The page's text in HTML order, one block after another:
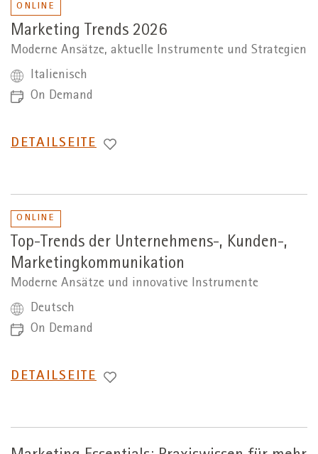
ONLINE
Marketing Trends 2026
Moderne Ansätze, aktuelle Instrumente und Strategien
Italienisch
On Demand
WECHSEL
DETAILSEITE
ONLINE
Top-Trends der Unternehmens-, Kunden-,
Marketingkommunikation
Moderne Ansätze und innovative Instrumente
Deutsch
On Demand
WECHSEL
DETAILSEITE